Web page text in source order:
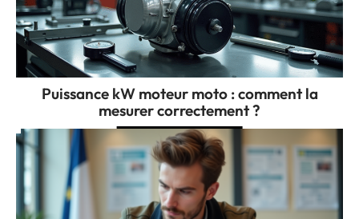
Puissance kW moteur moto : comment la
mesurer correctement ?